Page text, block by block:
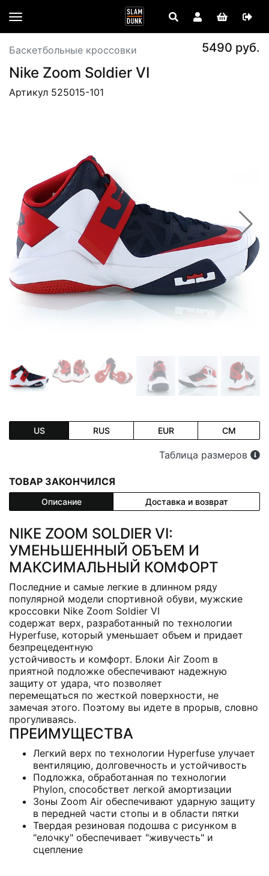
Баскетбольные кроссовки 5490 руб.
Nike Zoom Soldier VI
Артикул 525015-101
US RUS EUR CM
Таблица размеров
ТОВАР ЗАКОНЧИЛСЯ
Описание Доставка и возврат
NIKE ZOOM SOLDIER VI:
УМЕНЬШЕННЫЙ ОБЪЕМ И
МАКСИМАЛЬНЫЙ КОМФОРТ
Последние и самые легкие в длинном ряду
популярной модели спортивной обуви, мужские
кроссовки Nike Zoom Soldier VI
содержат верх, разработанный по технологии
Hyperfuse, который уменьшает объем и придает
безпрецедентную
устойчивость и комфорт. Блоки Air Zoom в
приятной подложке обеспечивают надежную
защиту от удара, что позволяет
перемещаться по жесткой поверхности, не
замечая этого. Поэтому вы идете в прорыв, словно
прогуливаясь.
ПРЕИМУЩЕСТВА
Легкий верх по технологии Hyperfuse улучает
вентиляцию, долговечность и устойчивость
Подложка, обработанная по технологии
Phylon, способствет легкой амортизации
Зоны Zoom Air обеспечивают ударную защиту
в передней части стопы и в области пятки
Твердая резиновая подошва с рисунком в
"елочку" обеспечивает "живучесть" и
сцепление